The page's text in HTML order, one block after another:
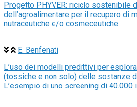
Progetto PHYVER: riciclo sostenibile
dell’agroalimentare per il recupero di
nutraceutiche e/o cosmeceutiche
E. Benfenati
L’uso dei modelli predittivi per
(tossiche e non solo) delle sostanze
L’esempio di uno screening di 40.000